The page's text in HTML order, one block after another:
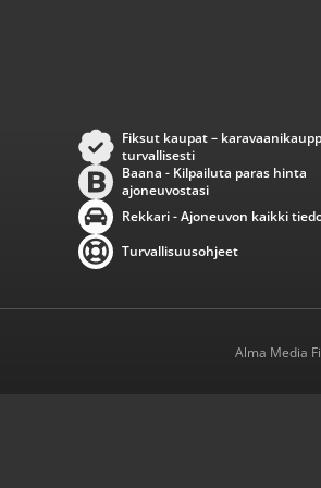
Fiksut kaupat –
turvallisesti
Baana - Kilpailuta paras hinta
ajoneuvostasi
Rekkari - Ajoneuvon kaikki
Turvallisuusohjeet
Alma Media